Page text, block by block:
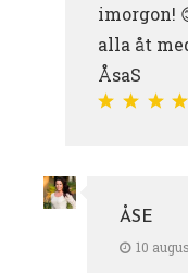
imorgon!
alla åt
ÅsaS
ÅSE
10